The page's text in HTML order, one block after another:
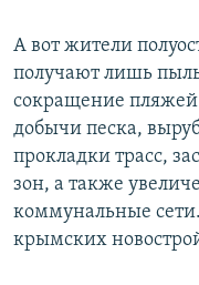
А вот жители
получают лишь
сокращение пляжей
добычи песка,
прокладки трасс,
зон, а также
коммунальные
крымских